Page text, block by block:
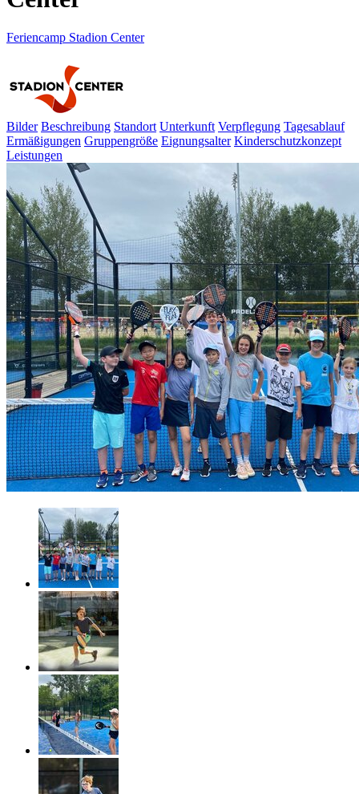
Feriencamp Stadion Center
Bilder Beschreibung Standort Unterkunft Verpflegung Tagesablauf
Ermäßigungen Gruppengröße Eignungsalter Kinderschutzkonzept
Leistungen